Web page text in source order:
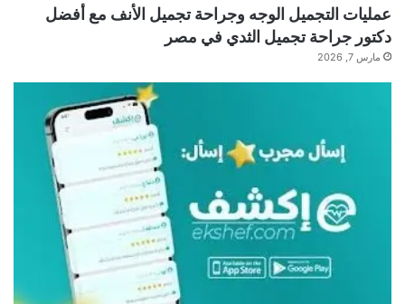
عمليات التجميل الوجه وجراحة تجميل الأنف مع أفضل
دكتور جراحة تجميل الثدي في مصر
مارس 7, 2026